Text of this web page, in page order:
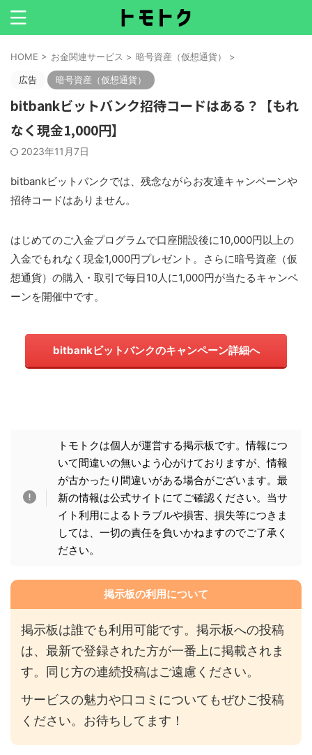
HOME > お金関連サービス > 暗号資産（仮想通貨） >
広告 暗号資産（仮想通貨）
bitbankビットバンク招待コードはある？【もれ
なく現金1,000円】
2023年11月7日
bitbankビットバンクでは、残念ながらお友達キャンペーンや
招待コードはありません。
はじめてのご入金プログラムで口座開設後に10,000円以上の
入金でもれなく現金1,000円プレゼント。さらに暗号資産（仮
想通貨）の購入・取引で毎日10人に1,000円が当たるキャンペ
ーンを開催中です。
bitbankビットバンクのキャンペーン詳細へ
トモトクは個人が運営する掲示板です。情報につ
いて間違いの無いよう心がけておりますが、情報
が古かったり間違いがある場合がございます。最
新の情報は公式サイトにてご確認ください。当サ
イト利用によるトラブルや損害、損失等につきま
しては、一切の責任を負いかねますのでご了承く
ださい。
掲示板の利用について
掲示板は誰でも利用可能です。掲示板への投稿
は、最新で登録された方が一番上に掲載されま
す。同じ方の連続投稿はご遠慮ください。
サービスの魅力や口コミについてもぜひご投稿
ください。お待ちしてます！